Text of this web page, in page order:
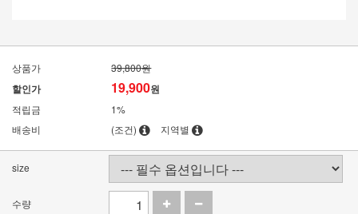
상품가 39,800원
할인가 19,900원
적립금
1%
배송비
(조건) 지역별
size
수량